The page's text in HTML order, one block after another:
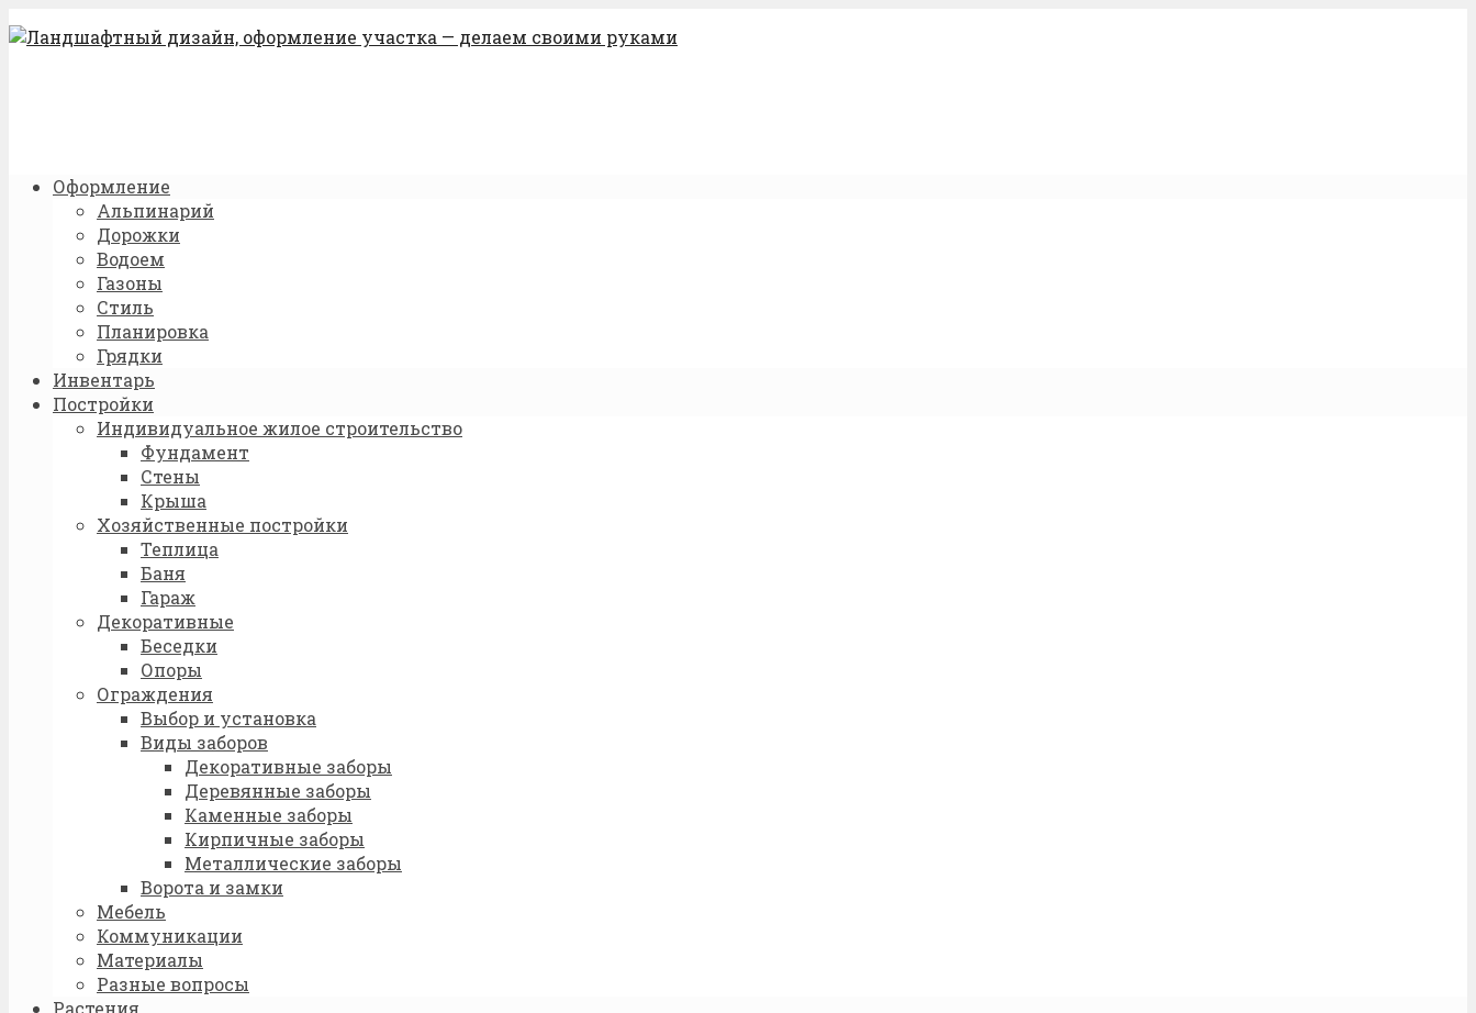
Оформление
Альпинарий
Дорожки
Водоем
Газоны
Стиль
Планировка
Грядки
Инвентарь
Постройки
Индивидуальное жилое строительство
Фундамент
Стены
Крыша
Хозяйственные постройки
Теплица
Баня
Гараж
Декоративные
Беседки
Опоры
Ограждения
Выбор и установка
Виды заборов
Декоративные заборы
Деревянные заборы
Каменные заборы
Кирпичные заборы
Металлические заборы
Ворота и замки
Мебель
Коммуникации
Материалы
Разные вопросы
Растения